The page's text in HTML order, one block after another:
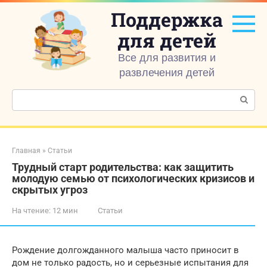
Перейти
контенту
Поддержка
для детей
Все для развития и
развлечения детей
Поиск:
Главная » Статьи
Трудный старт родительства: как защитить
молодую семью от психологических кризисов и
скрытых угроз
На чтение: 12 мин Статьи
Рождение долгожданного малыша часто приносит в
дом не только радость, но и серьезные испытания для